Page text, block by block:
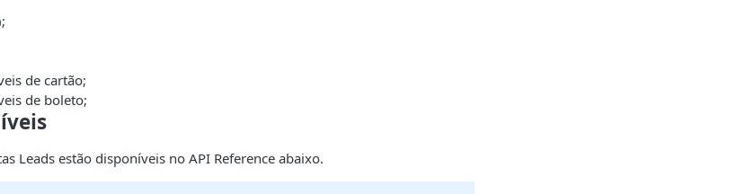
de cartão;
de boleto;
Leads estão disponíveis no API Reference abaixo.